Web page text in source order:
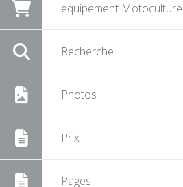
equipement Motoculture
Recherche
Photos
Prix
Pages